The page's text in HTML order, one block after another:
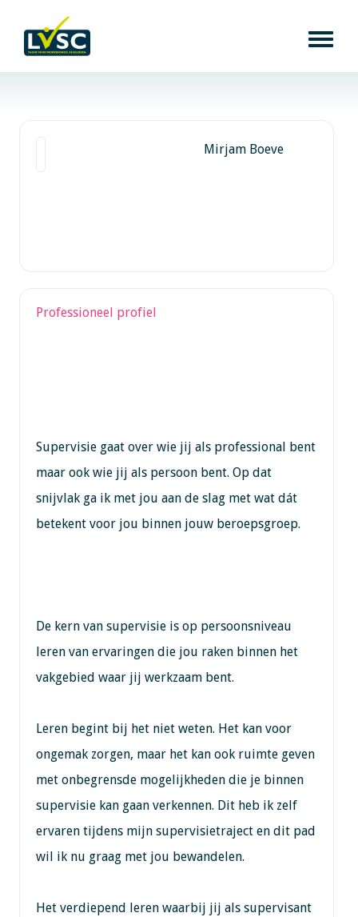
Mirjam Boeve
Professioneel profiel
Supervisie gaat over wie jij als professional bent
maar ook wie jij als persoon bent. Op dat
snijvlak ga ik met jou aan de slag met wat dát
betekent voor jou binnen jouw beroepsgroep.
De kern van supervisie is op persoonsniveau
leren van ervaringen die jou raken binnen het
vakgebied waar jij werkzaam bent.
Leren begint bij het niet weten. Het kan voor
ongemak zorgen, maar het kan ook ruimte geven
met onbegrensde mogelijkheden die je binnen
supervisie kan gaan verkennen. Dit heb ik zelf
ervaren tijdens mijn supervisietraject en dit pad
wil ik nu graag met jou bewandelen.
Het verdiepend leren waarbij jij als supervisant